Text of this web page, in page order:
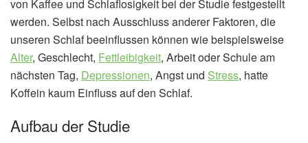
von Kaffee und Schlaflosigkeit bei der Studie festgestellt
werden. Selbst nach Ausschluss anderer Faktoren, die
unseren Schlaf beeinflussen können wie beispielsweise
Alter, Geschlecht, Fettleibigkeit, Arbeit oder Schule am
nächsten Tag, Depressionen, Angst und Stress, hatte
Koffein kaum Einfluss auf den Schlaf.
Aufbau der Studie